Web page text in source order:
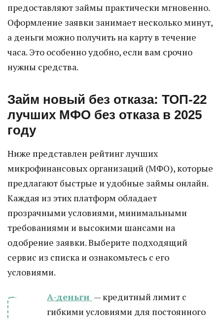
предоставляют займы практически мгновенно.
Оформление заявки занимает несколько минут,
а деньги можно получить на карту в течение
часа. Это особенно удобно, если вам срочно
нужны средства.
Займ новый без отказа: ТОП-22
лучших МФО без отказа в 2025
году
Ниже представлен рейтинг лучших
микрофинансовых организаций (МФО), которые
предлагают быстрые и удобные займы онлайн.
Каждая из этих платформ обладает
прозрачными условиями, минимальными
требованиями и высокими шансами на
одобрение заявки. Выберите подходящий
сервис из списка и ознакомьтесь с его
условиями.
А-деньги — кредитный лимит с
гибкими условиями для постоянного